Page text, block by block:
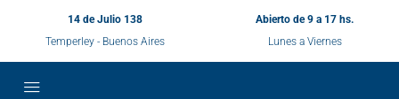
14 de Julio 138
Temperley - Buenos Aires
Abierto de 9 a 17 hs.
Lunes a Viernes